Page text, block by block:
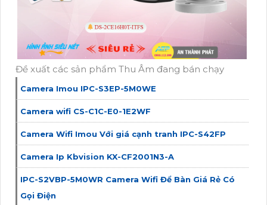
Đề xuất các sản phẩm Thu Âm đang bán chạy
Camera Imou IPC-S3EP-5M0WE
Camera wifi CS-C1C-E0-1E2WF
Camera Wifi Imou Với giá cạnh tranh IPC-S42FP
Camera Ip Kbvision KX-CF2001N3-A
IPC-S2VBP-5M0WR Camera Wifi Để Bàn Giá Rẻ Có
Gọi Điện